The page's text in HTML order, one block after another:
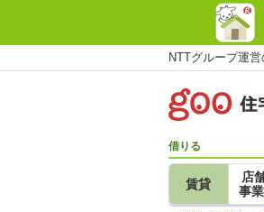
NTTグループ運
借りる
賃貸
店
事